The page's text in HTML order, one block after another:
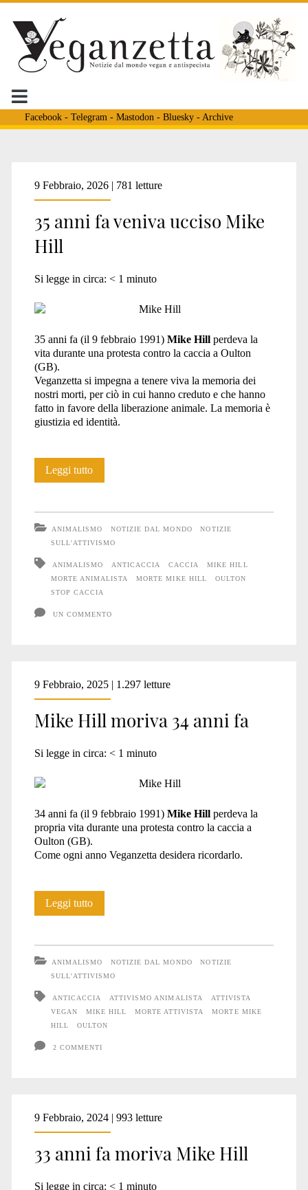
Facebook- Telegram - Mastodon - Bluesky- Archive
Tag:
<span>Mike
Hill</span>
9 Febbraio, 2026 | 781 letture
35 anni fa veniva ucciso Mike
Hill
Si legge in circa: < 1 minuto
35 anni fa (il 9 febbraio 1991) Mike Hillperdeva la
vita durante una protesta contro la caccia a Oulton
(GB).
Veganzetta si impegna a tenere viva la memoria dei
nostri morti, per ciò in cui hanno creduto e che hanno
fatto in favore della liberazione animale. La memoria è
giustizia ed identità.
Leggi tutto35
veniva
ucciso
Mike
Hill
ANIMALISMO NOTIZIE DAL MONDO
NOTIZIE
SULL'ATTIVISMO
ANIMALISMO ANTICACCIA CACCIA
MIKE HILL
MORTE ANIMALISTA
MORTE MIKE HILL
OULTON
STOP CACCIA
UN COMMENTO
9 Febbraio, 2025 | 1.297 letture
Mike Hill moriva 34 anni fa
Si legge in circa: < 1 minuto
34 anni fa (il 9 febbraio 1991) Mike Hillperdeva la
propria vita durante una protesta contro la caccia a
Oulton (GB).
Come ogni anno Veganzetta desidera ricordarlo.
Leggi tuttoMike
34
anni
fa
ANIMALISMO NOTIZIE DAL MONDO
NOTIZIE
SULL'ATTIVISMO
ANTICACCIA ATTIVISMO ANIMALISTA
ATTIVISTA
VEGAN
MIKE HILL MORTE ATTIVISTA
MORTE MIKE
HILL
OULTON
2 COMMENTI
9 Febbraio, 2024 | 993 letture
33 anni fa moriva Mike Hill
Si legge in circa: < 1 minuto